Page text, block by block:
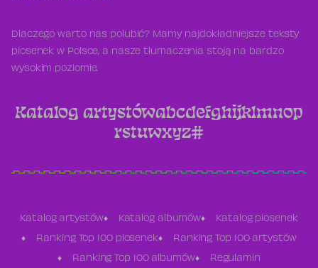
Dlaczego warto nas polubić? Mamy najdokładniejsze teksty
piosenek w Polsce, a nasze tłumaczenia stoją na bardzo
wysokim poziomie.
Katalog artystówabcdefghijklmnop
rstuwxyz#
Katalog artystów Katalog albumów Katalog piosenek
Ranking Top 100 piosenek Ranking Top 100 artystów
Ranking Top 100 albumów Regulamin